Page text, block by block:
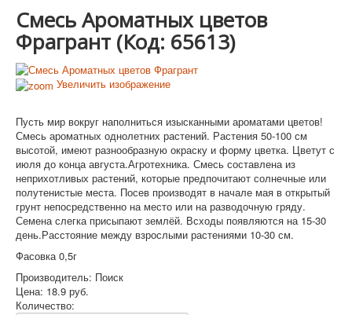
Смесь Ароматных цветов
Фрагрант (Код: 65613)
Увеличить изображение
Пусть мир вокруг наполниться изысканными ароматами цветов!
Смесь ароматных однолетних растений. Растения 50-100 см
высотой, имеют разнообразную окраску и форму цветка. Цветут с
июля до конца августа.Агротехника. Смесь составлена из
неприхотливых растений, которые предпочитают солнечные или
полутенистые места. Посев производят в начале мая в открытый
грунт непосредственно на место или на разводочную гряду.
Семена слегка присыпают землёй. Всходы появляются на 15-30
день.Расстояние между взрослыми растениями 10-30 см.
Фасовка 0,5г
Производитель: Поиск
Цена: 18.9 руб.
Количество: